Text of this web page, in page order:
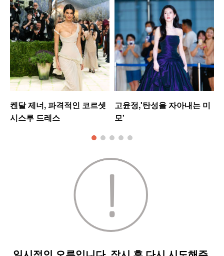
켄달 제너, 파격적인 코르셋
시스루 드레스
고윤정,'탄성을 자아내는 미
모'